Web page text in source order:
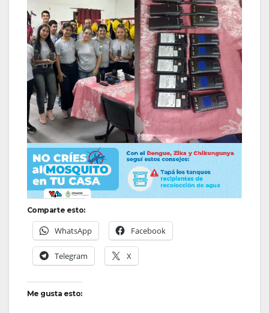
Comparte esto:
WhatsApp Facebook
Telegram X
Me gusta esto: